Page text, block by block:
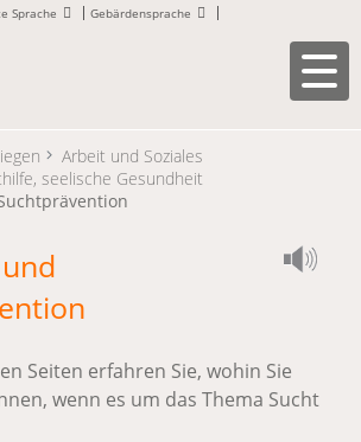
Sprache Gebärdensprache
Arbeit und Soziales
seelische Gesundheit
Seiten erfahren Sie, wohin Sie
wenn es um das Thema Sucht